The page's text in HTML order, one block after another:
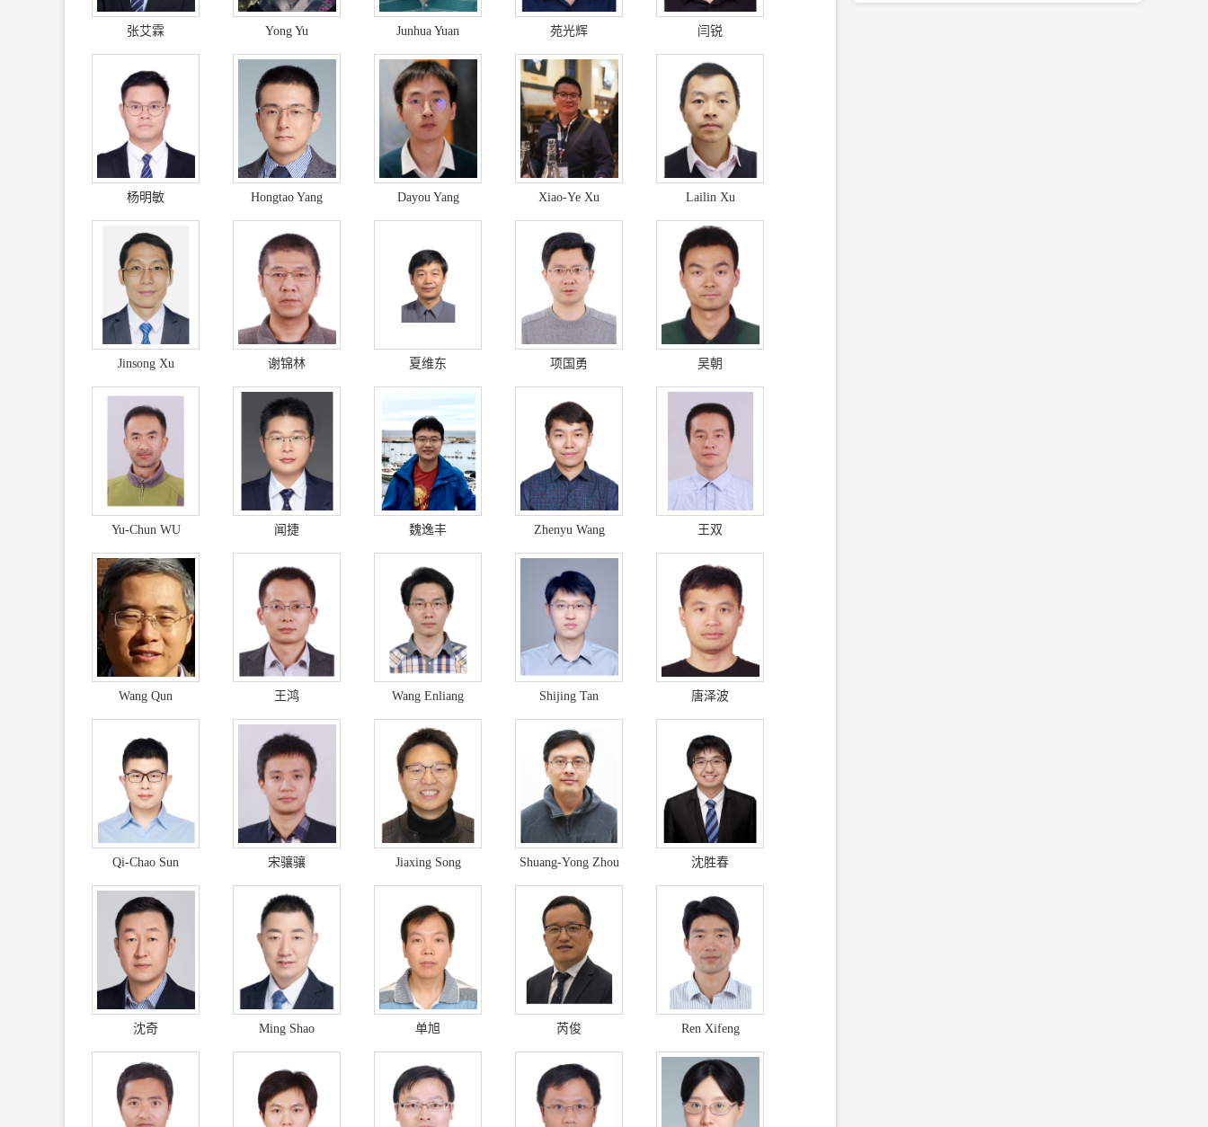
张艾霖 Yong Yu Junhua Yuan 苑光辉 闫锐
杨明敏 Hongtao Yang Dayou Yang Xiao-Ye Xu Lailin Xu
Jinsong Xu 谢锦林 夏维东 项国勇 吴朝
Yu-Chun WU 闻捷 魏逸丰 Zhenyu Wang 王双
Wang Qun 王鸿 Wang Enliang Shijing Tan 唐泽波
Qi-Chao Sun 宋骧骧 Jiaxing Song Shuang-Yong Zhou 沈胜春
沈奇 Ming Shao 单旭 芮俊 Ren Xifeng